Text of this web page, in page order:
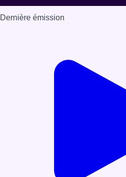
Dernière émission